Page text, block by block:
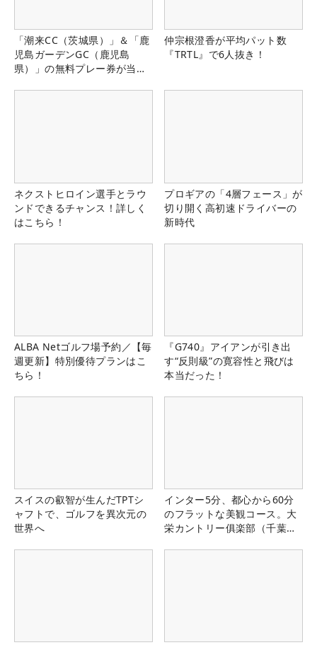
「潮来CC（茨城県）」＆「鹿
児島ガーデンGC（鹿児島
県）」の無料プレー券が当た
仲宗根澄香が平均パット数
『TRTL』で6人抜き！
ネクストヒロイン選手とラウ
ンドできるチャンス！詳しく
はこちら！
プロギアの「4層フェース」が
切り開く高初速ドライバーの
新時代
ALBA Netゴルフ場予約／【毎
週更新】特別優待プランはこ
ちら！
『G740』アイアンが引き出
す“反則級”の寛容性と飛びは
本当だった！
スイスの叡智が生んだTPTシ
ャフトで、ゴルフを異次元の
世界へ
インター5分、都心から60分
のフラットな美観コース。大
栄カントリー俱楽部（千葉